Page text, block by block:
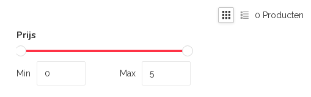
Prijs
Min Max
0 Producten